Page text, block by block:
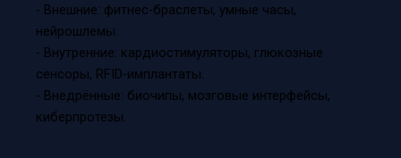
- Внешние: фитнес-браслеты, умные часы,
нейрошлемы.
- Внутренние: кардиостимуляторы, глюкозные
сенсоры, RFID-имплантаты.
- Внедрённые: биочипы, мозговые интерфейсы,
киберпротезы.